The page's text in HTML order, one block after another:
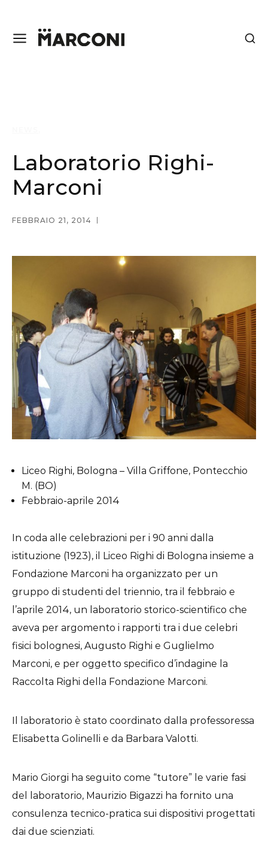
Laboratorio Righi-
Marconi
FEBBRAIO 21, 2014
Liceo Righi, Bologna – Villa Griffone, Pontecchio
M. (BO)
Febbraio-aprile 2014
In coda alle celebrazioni per i 90 anni dalla
istituzione (1923), il Liceo Righi di Bologna insieme a
Fondazione Marconi ha organizzato per un
gruppo di studenti del triennio, tra il febbraio e
l’aprile 2014, un laboratorio storico-scientifico che
aveva per argomento i rapporti tra i due celebri
fisici bolognesi, Augusto Righi e Guglielmo
Marconi, e per oggetto specifico d’indagine la
Raccolta Righi della Fondazione Marconi.
Il laboratorio è stato coordinato dalla professoressa
Elisabetta Golinelli e da Barbara Valotti.
Mario Giorgi ha seguito come “tutore” le varie fasi
del laboratorio, Maurizio Bigazzi ha fornito una
consulenza tecnico-pratica sui dispositivi progettati
dai due scienziati.